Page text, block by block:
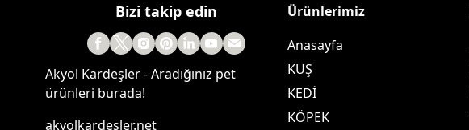
Bizi takip edin
Akyol Kardeşler - Aradığınız pet
ürünleri burada!
akyolkardesler.net
Ürünlerimiz
Anasayfa
KUŞ
KEDİ
KÖPEK